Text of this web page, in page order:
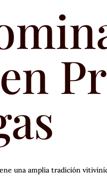
una amplia tradición